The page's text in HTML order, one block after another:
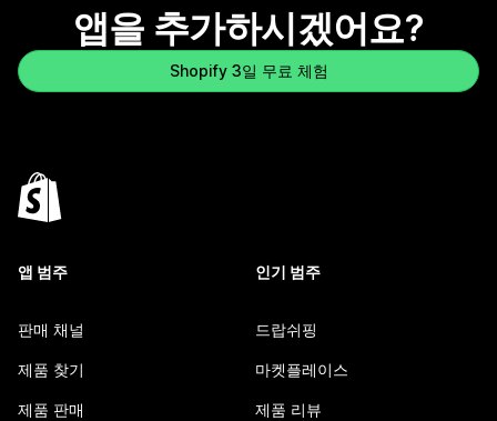
앱을 추가하시겠어요?
Shopify 3일 무료 체험
앱 범주
판매 채널
제품 찾기
제품 판매
인기 범주
드랍쉬핑
마켓플레이스
제품 리뷰